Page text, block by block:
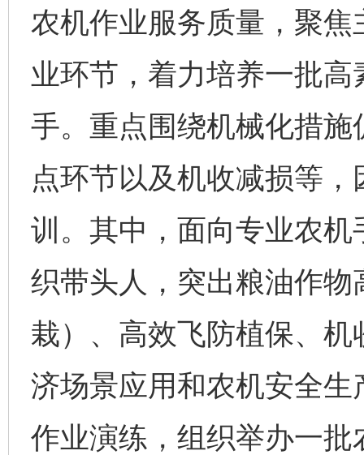
农机作业服务质量，聚
业环节，着力培养一批
手。重点围绕机械化措
点环节以及机收减损等
训。其中，面向专业农
织带头人，突出粮油作
栽）、高效飞防植保、
济场景应用和农机安全
作业演练，组织举办一